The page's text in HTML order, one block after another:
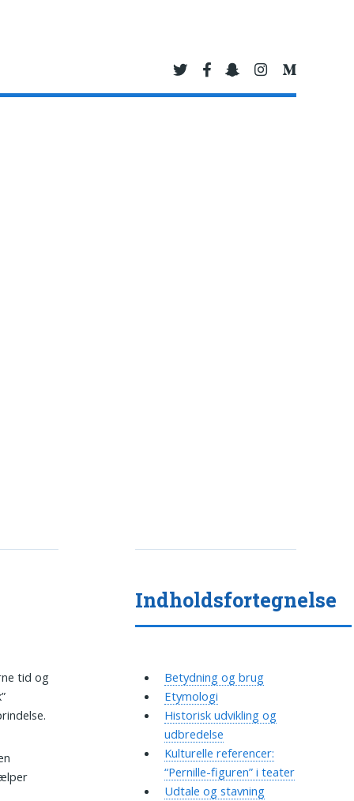
tid og
Indholdsfortegnelse
Betydning og brug
Etymologi
Historisk udvikling og
udbredelse
Kulturelle referencer:
“Pernille-figuren” i teater
Udtale og stavning